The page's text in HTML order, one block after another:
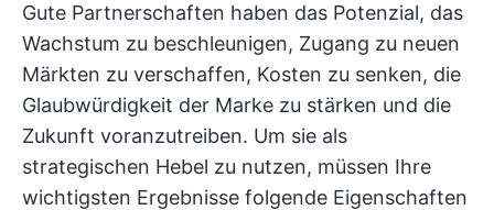
Gute Partnerschaften haben das Potenzial, das
Wachstum zu beschleunigen, Zugang zu neuen
Märkten zu verschaffen, Kosten zu senken, die
Glaubwürdigkeit der Marke zu stärken und die
Zukunft voranzutreiben. Um sie als
strategischen Hebel zu nutzen, müssen Ihre
wichtigsten Ergebnisse folgende Eigenschaften